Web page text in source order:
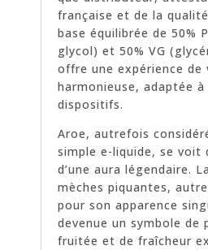
française et de la
base équilibrée de 50%
glycol) et 50% VG
offre une expérience de
harmonieuse, adaptée
dispositifs.
Aroe, autrefois
simple e-liquide, se voit
d’une aura légendaire.
mèches piquantes,
pour son apparence
devenue un symbole de
fruitée et de fraîcheur